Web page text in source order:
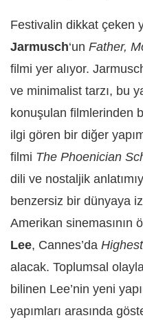
Festivalin dikkat çeken
Jarmusch‘un Father,
filmi yer alıyor.
ve minimalist tarzı, bu
konuşulan filmlerinden
ilgi gören bir diğer
filmi The Phoenician
dili ve nostaljik
benzersiz bir dünyaya
Amerikan sinemasının
Lee, Cannes’da
alacak. Toplumsal
bilinen Lee’nin yeni
yapımları arasında